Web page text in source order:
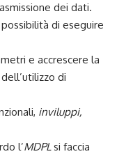
dei dati.
di eseguire
e accrescere la
di
inviluppi,
l’MDPLsi faccia